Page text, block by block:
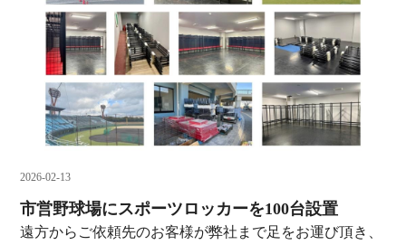
2026-02-13
市営野球場にスポーツロッカーを100台設置
遠方からご依頼先のお客様が弊社まで足をお運び頂き、